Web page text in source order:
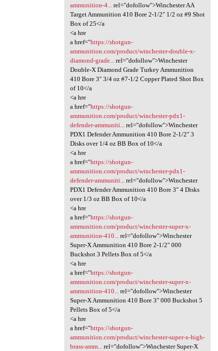
ammunition-4...rel="dofollow">Winchester AA
Target Ammunition 410 Bore 2-1/2″ 1/2 oz #9 Shot
Box of 25</a
<a hre
a href="https://shotgun-
ammunition.com/product/winchester-double-x-
diamond-grade...rel="dofollow">Winchester
Double-X Diamond Grade Turkey Ammunition
410 Bore 3″ 3/4 oz #7-1/2 Copper Plated Shot Box
of 10</a
<a hre
a href="https://shotgun-
ammunition.com/product/winchester-pdx1-
defender-ammuniti...rel="dofollow">Winchester
PDX1 Defender Ammunition 410 Bore 2-1/2″ 3
Disks over 1/4 oz BB Box of 10</a
<a hre
a href="https://shotgun-
ammunition.com/product/winchester-pdx1-
defender-ammuniti...rel="dofollow">Winchester
PDX1 Defender Ammunition 410 Bore 3″ 4 Disks
over 1/3 oz BB Box of 10</a
<a hre
a href="https://shotgun-
ammunition.com/product/winchester-super-x-
ammunition-410...rel="dofollow">Winchester
Super-X Ammunition 410 Bore 2-1/2″ 000
Buckshot 3 Pellets Box of 5</a
<a hre
a href="https://shotgun-
ammunition.com/product/winchester-super-x-
ammunition-410...rel="dofollow">Winchester
Super-X Ammunition 410 Bore 3″ 000 Buckshot 5
Pellets Box of 5</a
<a hre
a href="https://shotgun-
ammunition.com/product/winchester-super-x-high-
brass-amm...rel="dofollow">Winchester Super-X